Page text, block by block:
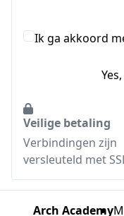
Ik ga akkoord
Veilige betaling
Verbindingen zijn
versleuteld met
Arch Academy